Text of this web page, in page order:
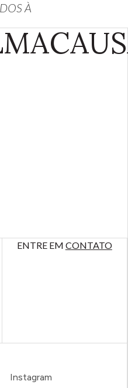
À
ENTRE EM CONTATO
Instagram